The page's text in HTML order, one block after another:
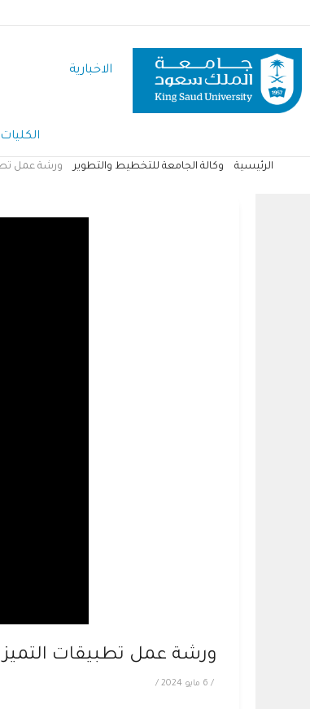
المحتوى
الرئيسي
الاخبارية
الكليات
الرئيسية وكالة الجامعة للتخطيط والتطوير ورشة عمل
ورشة عمل تطبيقات التميز
/ 6 مايو 2024 /